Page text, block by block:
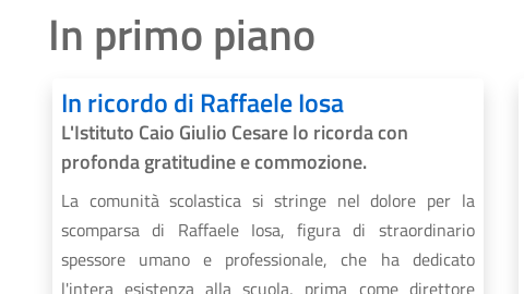
In primo piano
In ricordo di Raffaele Iosa
​L'Istituto Caio Giulio Cesare lo ricorda con
profonda gratitudine e commozione.
La comunità scolastica si stringe nel dolore per la
scomparsa di Raffaele Iosa, figura di straordinario
spessore umano e professionale, che ha dedicato
l'intera esistenza alla scuola, prima come direttore